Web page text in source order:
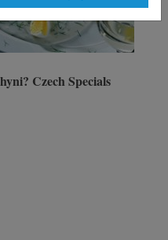
Czech Specials